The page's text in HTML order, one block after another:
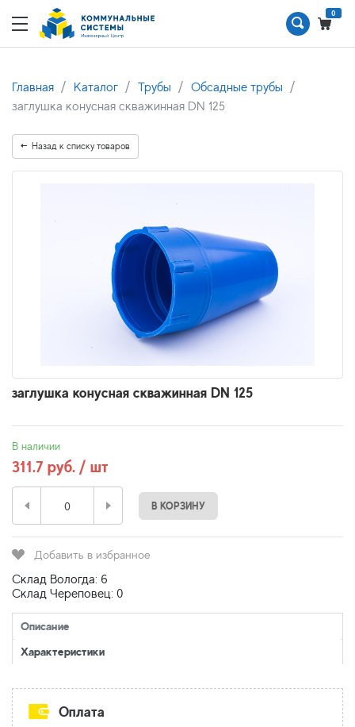
0
Главная Каталог Трубы
Обсадные трубы
заглушка конусная скважинная DN 125
Назад к списку товаров
заглушка конусная скважинная DN 125
В наличии
311.7 руб. / шт
В КОРЗИНУ
Добавить в избранное
Склад Вологда: 6
Склад Череповец: 0
Описание
Характеристики
Оплата